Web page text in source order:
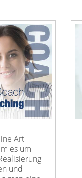
Art
es um
und